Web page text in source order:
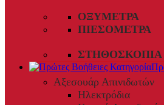
ΟΞΎΜΕΤΡΑ
ΠΙΕΣΌΜΕΤΡΑ
ΣΤΗΘΟΣΚΌΠΙΑ
Αξεσουάρ Απινιδωτών
Ηλεκτρόδια